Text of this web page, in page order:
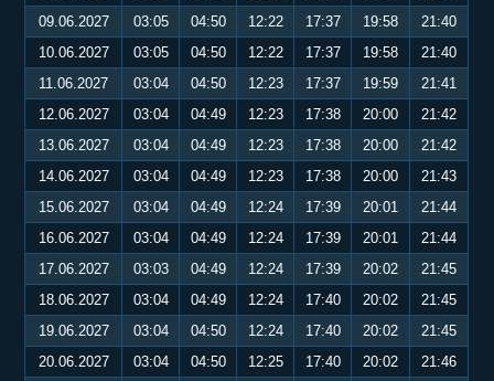
09.06.2027
03:05 04:50 12:22 17:37 19:58
21:40
10.06.2027
03:05 04:50 12:22 17:37 19:58
21:40
11.06.2027
03:04 04:50 12:23 17:37 19:59
21:41
12.06.2027
03:04 04:49 12:23 17:38 20:00
21:42
13.06.2027
03:04 04:49 12:23 17:38 20:00
21:42
14.06.2027
03:04 04:49 12:23 17:38 20:00
21:43
15.06.2027
03:04 04:49 12:24 17:39 20:01
21:44
16.06.2027
03:04 04:49 12:24 17:39 20:01
21:44
17.06.2027
03:03 04:49 12:24 17:39 20:02
21:45
18.06.2027
03:04 04:49 12:24 17:40 20:02
21:45
19.06.2027
03:04 04:50 12:24 17:40 20:02
21:45
20.06.2027
03:04 04:50 12:25 17:40 20:02
21:46